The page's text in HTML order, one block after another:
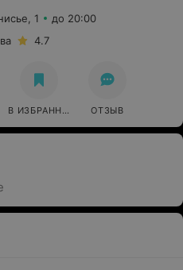
1
до 20:00
4.7
В ИЗБРАННОЕ ОТЗЫВ